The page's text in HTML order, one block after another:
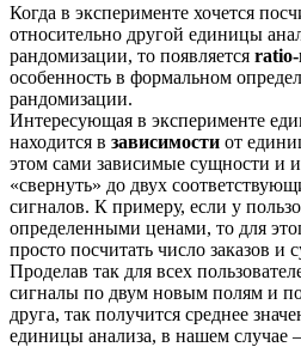
Когда в эксперименте хочется
относительно другой единицы
рандомизации, то появляется
особенность в формальном
рандомизации.
Интересующая в эксперименте
находится в зависимости от
этом сами зависимые сущности и
«свернуть» до двух
сигналов. К примеру, если у
определенными ценами, то для
просто посчитать число заказов
Проделав так для всех
сигналы по двум новым полям и
друга, так получится среднее
единицы анализа, в нашем случае